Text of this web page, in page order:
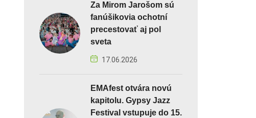
Za Mirom Jarošom sú
fanúšikovia ochotní
precestovať aj pol
sveta
17.06.2026
EMAfest otvára novú
kapitolu. Gypsy Jazz
Festival vstupuje do 15.